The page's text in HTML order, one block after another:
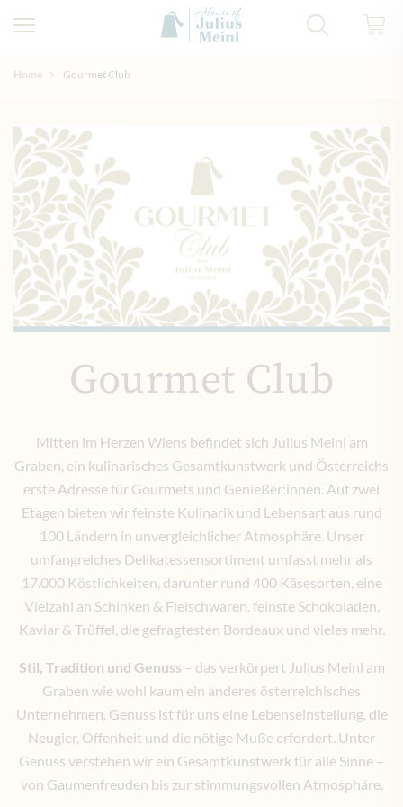
Home Gourmet Club
Gourmet Club
Mitten im Herzen Wiens befindet sich Julius Meinl am
Graben, ein kulinarisches Gesamtkunstwerk und Österreichs
erste Adresse für Gourmets und Genießer:innen. Auf zwei
Etagen bieten wir feinste Kulinarik und Lebensart aus rund
100 Ländern in unvergleichlicher Atmosphäre. Unser
umfangreiches Delikatessensortiment umfasst mehr als
17.000 Köstlichkeiten, darunter rund 400 Käsesorten, eine
Vielzahl an Schinken & Fleischwaren, feinste Schokoladen,
Kaviar & Trüffel, die gefragtesten Bordeaux und vieles mehr.
Stil, Tradition und Genuss – das verkörpert Julius Meinl am
Graben wie wohl kaum ein anderes österreichisches
Unternehmen. Genuss ist für uns eine Lebenseinstellung, die
Neugier, Offenheit und die nötige Muße erfordert. Unter
Genuss verstehen wir ein Gesamtkunstwerk für alle Sinne –
von Gaumenfreuden bis zur stimmungsvollen Atmosphäre.